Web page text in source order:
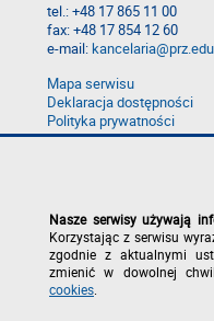
tel.: +48 17 865 11 00
fax: +48 17 854 12 60
e-mail:
Mapa serwisu
Deklaracja dostępności
Polityka prywatności
Zgłoś błąd na stronie
Nasze serwisy używają
Korzystając z serwisu
zgodnie z aktualnymi
zmienić w dowolnej
cookies